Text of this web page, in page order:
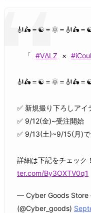
🎻🛵＝☯＝🌞＝🎻🛵＝
「 #VΔLZ ×
🎻🛵＝☯＝🌞＝🎻🛵＝
✅ 新規撮り下ろしアイ
✅ 9/12(金)~受注開始
✅ 9/13(土)~9/15(月)で
詳細は下記をチェック！
ter.com/By3OXTV0q1
— Cyber Goods Store
(@Cyber_goods)